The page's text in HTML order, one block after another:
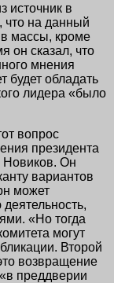
источник в
что на данный
массы, кроме
он сказал, что
мнения
будет обладать
лидера «было
вопрос
президента
Он
вариантов
может
«Но тогда
могут
Второй
возвращение
преддверии